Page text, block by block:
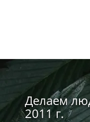
Делаем
2011 г.